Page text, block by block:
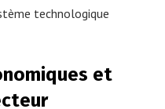
technologique
et